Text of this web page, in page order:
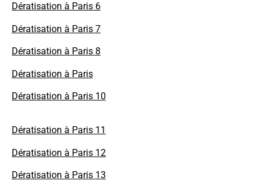
Dératisation à Paris 6
Dératisation à Paris 7
Dératisation à Paris 8
Dératisation à Paris
Dératisation à Paris 10
Dératisation à Paris 11
Dératisation à Paris 12
Dératisation à Paris 13